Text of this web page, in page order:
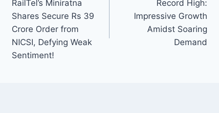
RailTel’s Miniratna
Shares Secure Rs 39
Crore Order from
NICSI, Defying Weak
Sentiment!
Record High:
Impressive Growth
Amidst Soaring
Demand